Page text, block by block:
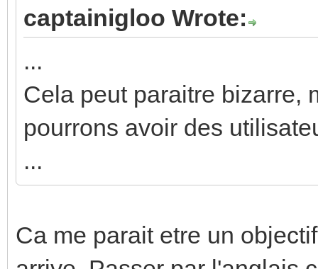
captainigloo Wrote:
...
Cela peut paraitre bizarre,
pourrons avoir des
...
Ca me parait etre un